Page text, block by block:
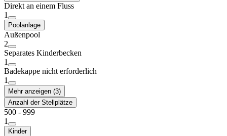
Direkt an einem Fluss
1
Poolanlage
Außenpool
2
Separates Kinderbecken
1
Badekappe nicht erforderlich
1
Mehr anzeigen (3)
Anzahl der Stellplätze
500 - 999
1
Kinder